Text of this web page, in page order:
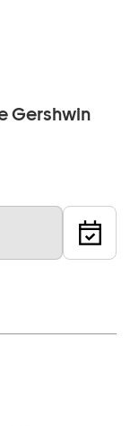
Gershwin